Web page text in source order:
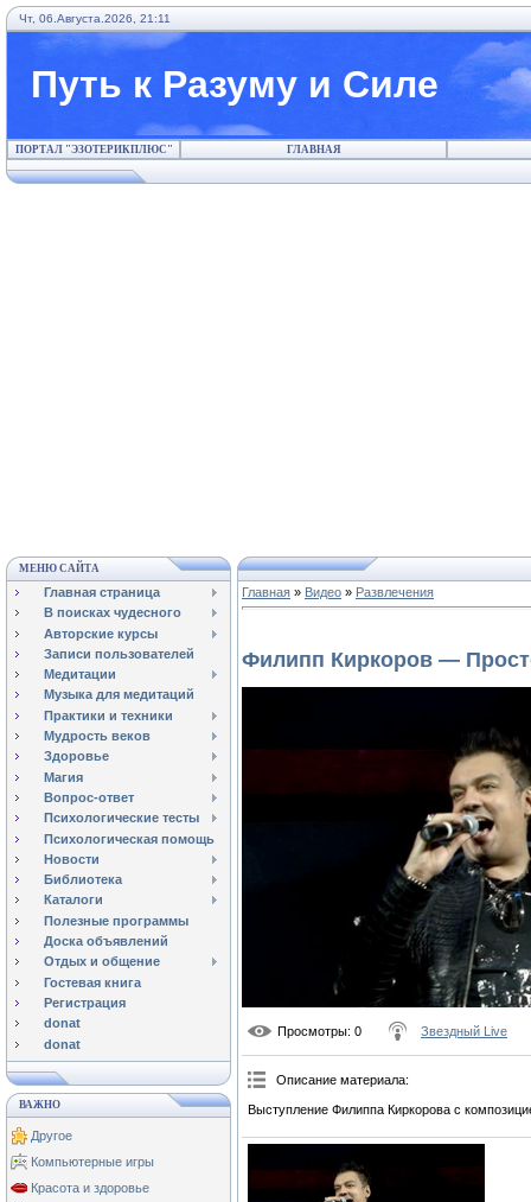
Чт, 06.Августа.2026, 21:11
Путь к Разуму и Силе
ПОРТАЛ "ЭЗОТЕРИКПЛЮС" ГЛАВНАЯ
МЕНЮ САЙТА
Главная страница
В поисках чудесного
Авторские курсы
Записи пользователей
Медитации
Музыка для медитаций
Практики и техники
Мудрость веков
Здоровье
Магия
Вопрос-ответ
Психологические тесты
Психологическая помощь
Новости
Библиотека
Каталоги
Полезные программы
Доска объявлений
Отдых и общение
Гостевая книга
Регистрация
donat
donat
ВАЖНО
Другое
Компьютерные игры
Красота и здоровье
Главная » Видео » Развлечения
Филипп Киркоров —
Просмотры: 0 Звездный Live
Описание материала:
Выступление Филиппа Киркорова с